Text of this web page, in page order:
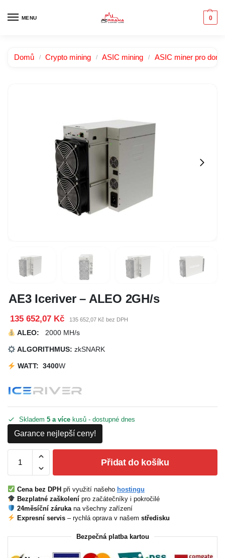
MENU 0
Domů / Crypto mining / ASIC mining / ASIC miner pro
AE3 Iceriver – ALEO 2GH/s
135 652,07 Kč 135 652,07 Kč bez DPH
ALEO: 2000 MH/s
ALGORITHMUS: zkSNARK
WATT: 3400W
Skladem 5 a více kusů - dostupné dnes
Garance nejlepší ceny!
Přidat do košíku
Cena bez DPH při využití našeho hostingu
Bezplatné zaškolenípro začátečníky i pokročilé
24měsíční zárukana všechny zařízení
Expresní servis– rychlá oprava v našem středisku
Bezpečná platba kartou